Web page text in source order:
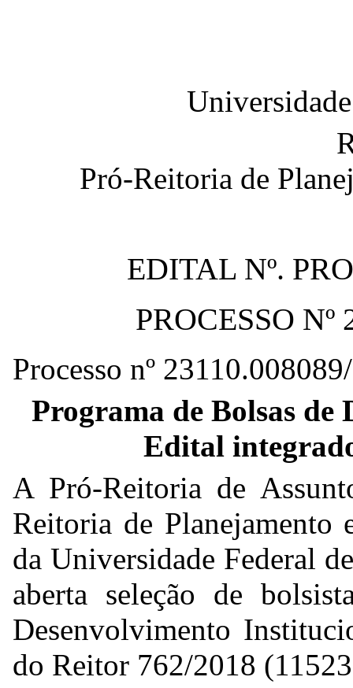
Pró-Reitoria de
EDITAL Nº.
PROCESSO Nº
Processo nº
Programa de Bolsas
Edital
A Pró-Reitoria de
Reitoria de
da Universidade Federal
aberta seleção de
Desenvolvimento
do Reitor 762/2018